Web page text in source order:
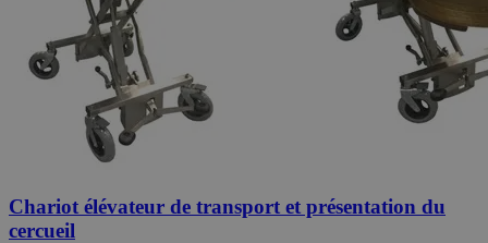
Chariot élévateur de transport et présentation du
cercueil